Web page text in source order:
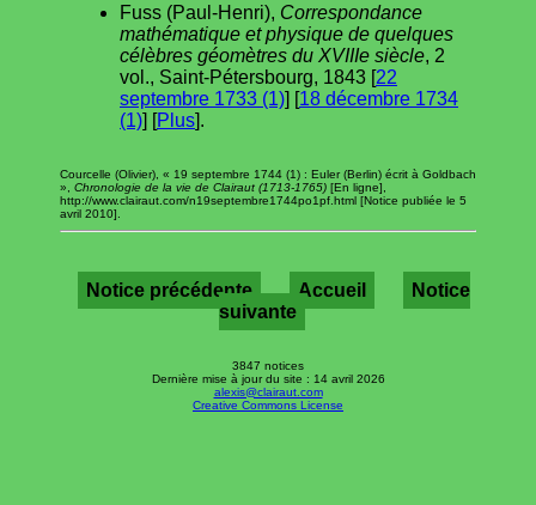
Fuss (Paul-Henri), Correspondance
mathématique et physique de quelques
célèbres géomètres du XVIIIe siècle, 2
vol., Saint-Pétersbourg, 1843 [22
septembre 1733 (1)] [18 décembre 1734
(1)] [Plus].
Courcelle (Olivier), « 19 septembre 1744 (1) : Euler (Berlin) écrit à Goldbach
», Chronologie de la vie de Clairaut (1713-1765) [En ligne],
http://www.clairaut.com/n19septembre1744po1pf.html [Notice publiée le 5
avril 2010].
Notice précédente Accueil
Notice
suivante
3847 notices
Dernière mise à jour du site : 14 avril 2026
alexis@clairaut.com
Creative Commons License